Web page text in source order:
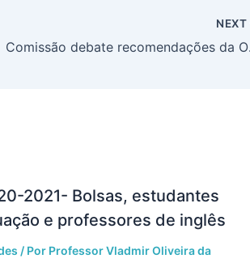
NEXT
2021- Bolsas, estudantes
e professores de inglês
/ Por Professor Vladmir Oliveira da